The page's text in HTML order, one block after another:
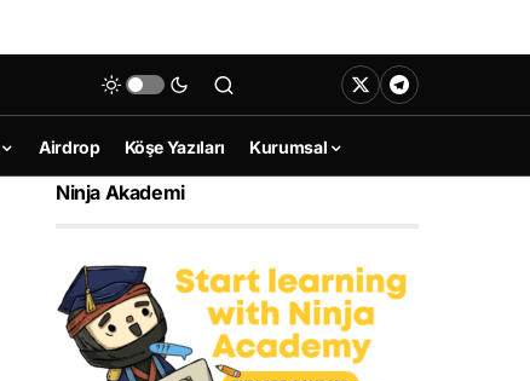
Airdrop Köşe Yazıları Kurumsal
Ninja Akademi